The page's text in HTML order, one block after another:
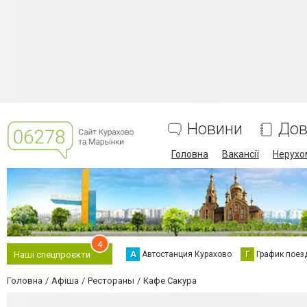
Новини
Головна Вакансії
Наші спецпроєкти
4
А Автостанция Курахово Г График
Головна Афіша Рестораны Кафе Сакура